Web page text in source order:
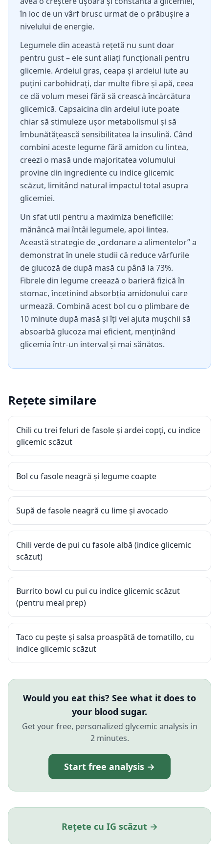
în loc de un vârf brusc urmat de o prăbușire a
nivelului de energie.
Legumele din această rețetă nu sunt doar
pentru gust – ele sunt aliați funcționali pentru
glicemie. Ardeiul gras, ceapa și ardeiul iute au
puțini carbohidrați, dar multe fibre și apă, ceea
ce dă volum mesei fără să crească încărcătura
glicemică. Capsaicina din ardeiul iute poate
chiar să stimuleze ușor metabolismul și să
îmbunătățească sensibilitatea la insulină. Când
combini aceste legume fără amidon cu lintea,
creezi o masă unde majoritatea volumului
provine din ingrediente cu indice glicemic
scăzut, limitând natural impactul total asupra
glicemiei.
Un sfat util pentru a maximiza beneficiile:
mănâncă mai întâi legumele, apoi lintea.
Această strategie de „ordonare a alimentelor” a
demonstrat în unele studii că reduce vârfurile
de glucoză de după masă cu până la 73%.
Fibrele din legume creează o barieră fizică în
stomac, încetinind absorbția amidonului care
urmează. Combină acest bol cu o plimbare de
10 minute după masă și îți vei ajuta mușchii să
absoarbă glucoza mai eficient, menținând
glicemia într-un interval și mai sănătos.
Rețete similare
Chili cu trei feluri de fasole și ardei copți, cu indice
glicemic scăzut
Bol cu fasole neagră și legume coapte
Supă de fasole neagră cu lime și avocado
Chili verde de pui cu fasole albă (indice glicemic
scăzut)
Burrito bowl cu pui cu indice glicemic scăzut
(pentru meal prep)
Taco cu pește și salsa proaspătă de tomatillo, cu
indice glicemic scăzut
Would you eat this? See what it does to
your blood sugar.
Get your free, personalized glycemic analysis in
2 minutes.
Start free analysis →
Rețete cu IG scăzut →